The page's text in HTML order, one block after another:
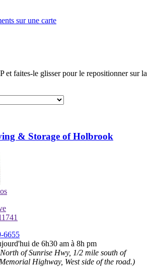
sur une carte
et faites-le glisser pour le repositionner sur la
& Storage of Holbrook
6655
de 6h30 am à 8h pm
of Sunrise Hwy, 1/2 mile south of
Highway, West side of the road.)